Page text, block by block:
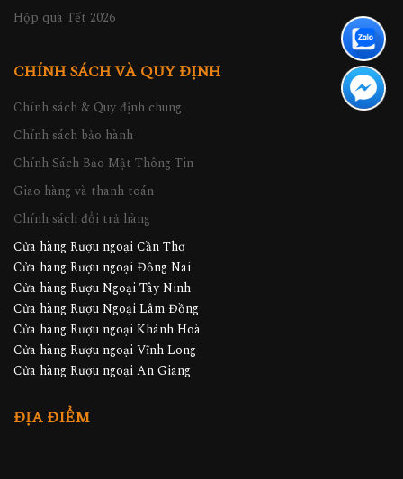
Hộp quà Tết 2026
CHÍNH SÁCH VÀ QUY ĐỊNH
Chính sách & Quy định chung
Chính sách bảo hành
Chính Sách Bảo Mật Thông Tin
Giao hàng và thanh toán
Chính sách đổi trả hàng
Cửa hàng Rượu ngoại Cần Thơ
Cửa hàng Rượu ngoại Đồng Nai
Cửa hàng Rượu Ngoại Tây Ninh
Cửa hàng Rượu Ngoại Lâm Đồng
Cửa hàng Rượu ngoại Khánh Hoà
Cửa hàng Rượu ngoại Vĩnh Long
Cửa hàng Rượu ngoại An Giang
ĐỊA ĐIỂM